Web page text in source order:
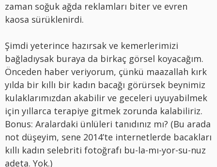
zaman soğuk ağda reklamları biter ve evren
kaosa sürüklenirdi.
Şimdi yeterince hazırsak ve kemerlerimizi
bağladıysak buraya da birkaç görsel koyacağım.
Önceden haber veriyorum, çünkü maazallah kırk
yılda bir kıllı bir kadın bacağı görürsek beynimiz
kulaklarımızdan akabilir ve geceleri uyuyabilmek
için yıllarca terapiye gitmek zorunda kalabiliriz.
Bonus: Aralardaki ünlüleri tanıdınız mı? (Bu arada
not düşeyim, sene 2014’te internetlerde bacakları
kıllı kadın selebriti fotoğrafı bu-la-mı-yor-su-nuz
adeta. Yok.)